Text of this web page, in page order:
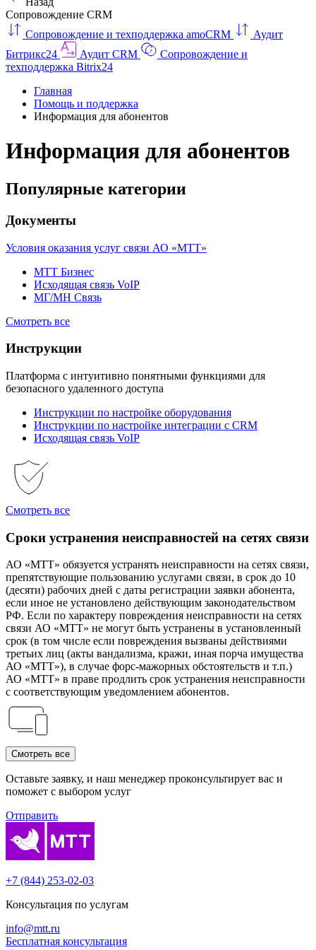
Сопровождение CRM
Сопровождение и техподдержка amoCRM
Аудит
Битрикс24
Аудит CRM
Сопровождение и
техподдержка Bitrix24
Главная
Помощь и поддержка
Информация для абонентов
Информация для абонентов
Популярные категории
Документы
Условия оказания услуг связи АО «МТТ»
МТТ Бизнес
Исходящая связь VoIP
МГ/МН Связь
Смотреть все
Инструкции
Платформа с интуитивно понятными функциями для
безопасного удаленного доступа
Инструкции по настройке оборудования
Инструкции по настройке интеграции с CRM
Исходящая связь VoIP
Смотреть все
Сроки устранения неисправностей на сетях связи
АО «МТТ» обязуется устранять неисправности на сетях связи,
препятствующие пользованию услугами связи, в срок до 10
(десяти) рабочих дней с даты регистрации заявки абонента,
если иное не установлено действующим законодательством
РФ. Если по характеру повреждения неисправности на сетях
связи АО «МТТ» не могут быть устранены в установленный
срок (в том числе если повреждения вызваны действиями
третьих лиц (акты вандализма, кражи, иная порча имущества
АО «МТТ»), в случае форс-мажорных обстоятельств и т.п.)
АО «МТТ» в праве продлить срок устранения неисправности
с соответствующим уведомлением абонентов.
Смотреть все
Оставьте заявку, и наш менеджер проконсуль­тирует вас и
поможет с выбором услуг
Отправить
+7 (844) 253-02-03
Консультация по услугам
info@mtt.ru
Бесплатная консультация